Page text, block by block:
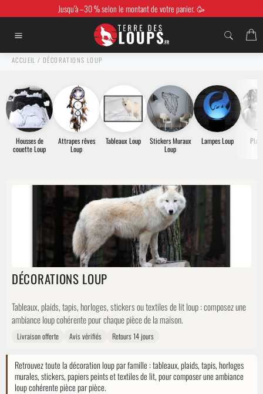
au
contenu
Jusqu’à –30 % selon le montant de votre panier. 🥳
ACCUEIL / DÉCORATIONS LOUP
Housses de
couette Loup
Attrapes rêves
Loup
Tableaux Loup
Stickers Muraux
Loup
Lampes Loup
DÉCORATIONS LOUP
Tableaux, plaids, tapis, horloges, stickers ou textiles de lit loup : composez une
ambiance loup cohérente pour chaque pièce de la maison.
Livraison offerte Avis vérifiés Retours 14 jours
Retrouvez toute la décoration loup par famille : tableaux, plaids, tapis, horloges
murales, stickers, papiers peints et textiles de lit, pour composer une ambiance
loup cohérente pièce par pièce.